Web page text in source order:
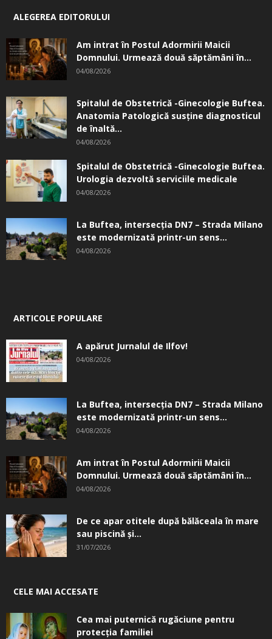
ALEGEREA EDITORULUI
Am intrat în Postul Adormirii Maicii
Domnului. Urmează două săptămâni în...
04/08/2026
Spitalul de Obstetrică -Ginecologie Buftea.
Anatomia Patologică susţine diagnosticul
de înaltă...
04/08/2026
Spitalul de Obstetrică -Ginecologie Buftea.
Urologia dezvoltă serviciile medicale
04/08/2026
La Buftea, intersecţia DN7 – Strada Milano
este modernizată printr-un sens...
04/08/2026
ARTICOLE POPULARE
A apărut Jurnalul de Ilfov!
04/08/2026
La Buftea, intersecţia DN7 – Strada Milano
este modernizată printr-un sens...
04/08/2026
Am intrat în Postul Adormirii Maicii
Domnului. Urmează două săptămâni în...
04/08/2026
De ce apar otitele după bălăceala în mare
sau piscină și...
31/07/2026
CELE MAI ACCESATE
Cea mai puternică rugăciune pentru
protecția familiei